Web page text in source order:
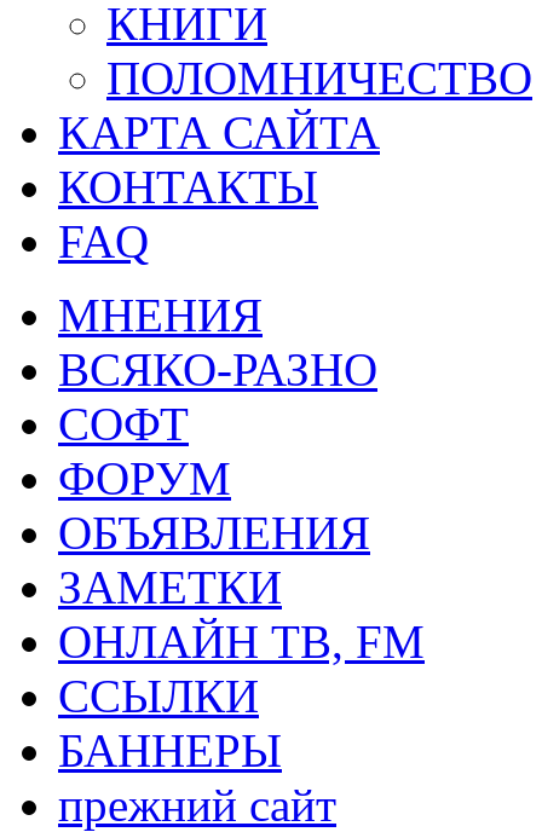
КНИГИ
ПОЛОМНИЧЕСТВО
КАРТА САЙТА
КОНТАКТЫ
FAQ
МНЕНИЯ
ВСЯКО-РАЗНО
СОФТ
ФОРУМ
ОБЪЯВЛЕНИЯ
ЗАМЕТКИ
ОНЛАЙН ТВ, FM
ССЫЛКИ
БАННЕРЫ
прежний сайт